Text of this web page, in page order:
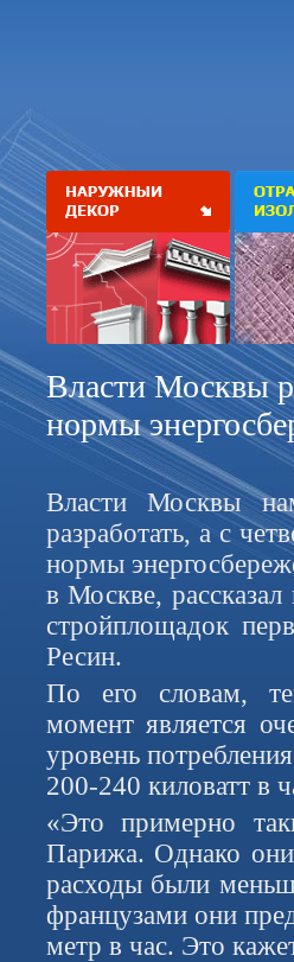
Власти Москвы
нормы
Власти Москвы
разработать, а с
нормы
в Москве, рассказал
стройплощадок
Ресин.
По его словам,
момент является
уровень
200-240 киловатт в
«Это примерно
Парижа. Однако они
расходы были
французами они
метр в час. Это